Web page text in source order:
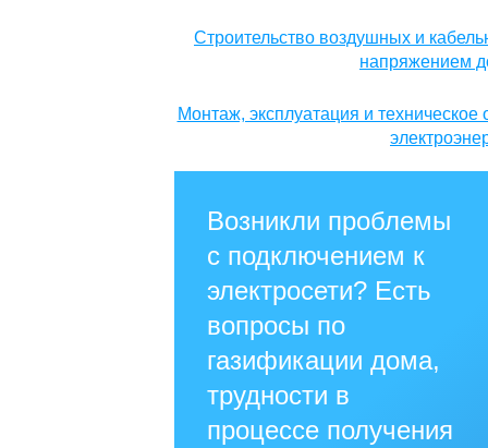
Строительство воздушных и
напряжением
Монтаж, эксплуатация и
Возникли проблемы
с подключением к
электросети? Есть
вопросы по
газификации дома,
трудности в
процессе получения